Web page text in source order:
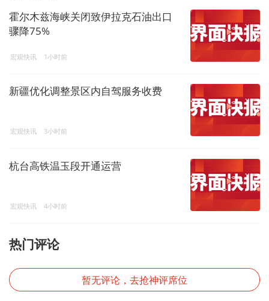
霍尔木兹海峡关闭致伊拉克石油出口
骤降75%
宏观快讯 1小时前
新疆优化调整景区内自驾服务收费
宏观快讯 3小时前
杭台高铁温玉段开通运营
宏观快讯 4小时前
热门评论
暂无评论，去抢神评席位